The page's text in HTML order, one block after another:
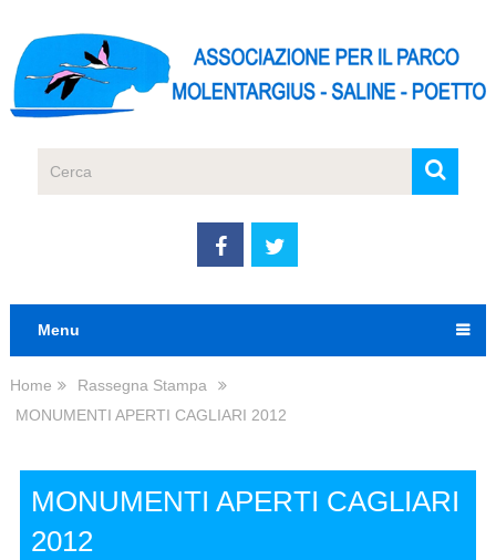
Menu
Home
Rassegna Stampa
MONUMENTI APERTI CAGLIARI 2012
MONUMENTI APERTI CAGLIARI
2012